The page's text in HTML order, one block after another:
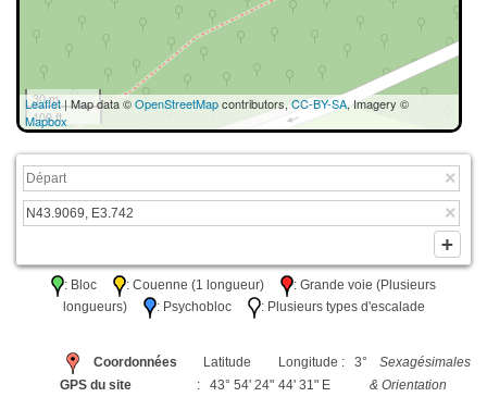
30 m
100 ft
Leaflet| Map data ©OpenStreetMapcontributors, CC-BY-SA, Imagery ©
Mapbox
: Bloc : Couenne (1 longueur)
: Grande voie (Plusieurs
longueurs)
: Psychobloc : Plusieurs types d'escalade
Coordonnées
GPS du site
Latitude
: 43° 54' 24"
Longitude : 3°
44' 31" E
Sexagésimales
& Orientation